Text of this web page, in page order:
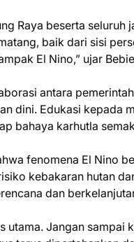
Raya beserta
baik dari sisi
El Nino,” ujar
antara
dini. Edukasi kepada
bahaya karhutla
fenomena El Nino
kebakaran hutan
dan
utama. Jangan sampai